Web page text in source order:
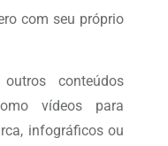
com seu próprio
conteúdos
vídeos para
infográficos ou